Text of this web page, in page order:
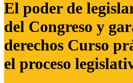
El poder de
del Congreso y
derechos Curso
el proceso